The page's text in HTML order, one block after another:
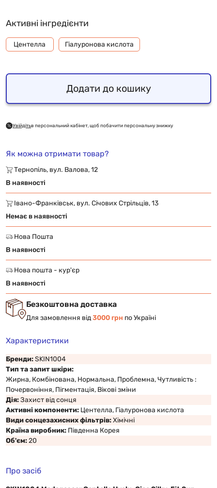
Активні інгредієнти
Центелла Гіалуронова кислота
Додати до кошику
Увійдітьв персональний кабінет, щоб побачити персональну знижку
Як можна отримати товар?
Тернопіль, вул. Валова, 12
В наявності
Івано-Франківськ, вул. Січових Стрільців, 13
Немає в наявності
Нова Пошта
В наявності
Нова пошта - кур'єр
В наявності
Безкоштовна доставка
Для замовлення від3000 грн по Україні
Характеристики
Бренди:SKIN1004
Тип та запит шкіри:
Жирна, Комбінована, Нормальна, Проблемна, Чутливість :
Почервоніння, Пігментація, Вікові зміни
Дія:Захист від сонця
Активні компоненти: Центелла, Гіалуронова кислота
Види сонцезахисних фільтрів:Хімічні
Країна виробник: Південна Корея
Об'єм:20
Про засіб